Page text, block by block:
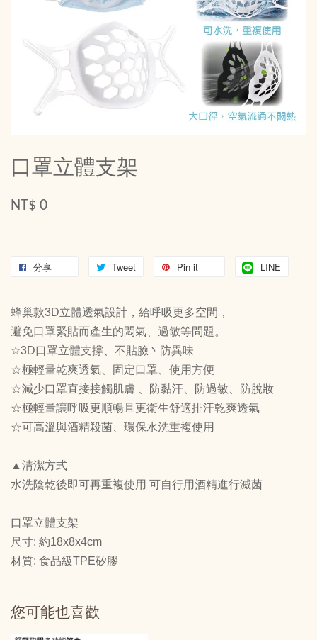
口罩立體支架
NT$ 0
分享 Tweet Pin it LINE
蜂巢款3D立體透氣設計，給呼吸更多空間，
避免口罩緊貼而產生的悶氣、過敏等問題。
☆3D口罩立體支撐、不貼臉丶防異味
☆極輕量乾爽透氣、固定口罩、使用方便
☆減少口罩直接接觸肌膚 、防黏汗、防過敏、防脫妝
☆極輕量讓呼吸更順暢且更衛生舒適排汗乾爽透氣
☆可高溫與酒精殺菌、環保水洗重複使用
▲清潔方式
水洗陰乾後即可再重複使用 可自行用酒精進行滅菌
口罩立體支架
尺寸: 約18x8x4cm
材質: 食品級TPE矽膠
您可能也喜歡